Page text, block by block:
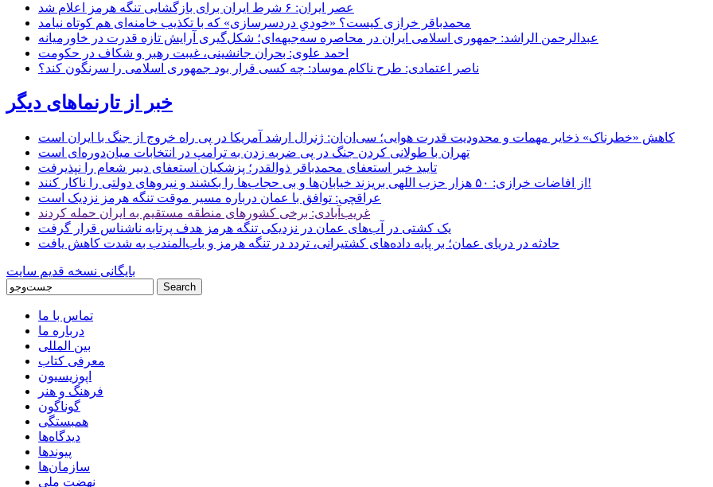
عصر ایران: ۶ شرط ایران برای بازگشایی تنگه هرمز اعلام شد
محمدباقر خرازی کیست؟ «خودیِ دردسرسازی» که با تکذیب خامنه‌ای هم کوتاه نیامد
عبدالرحمن الراشد: جمهوری اسلامی ایران در محاصره سه‌جبهه‌ای؛ شکل‌گیری آرایش تازه قدرت در خاورمیانه
احمد علوی: بحران جانشینی، غیبت رهبر و شکاف در حکومت
ناصر اعتمادی: طرح ناکام موساد: چه کسی قرار بود جمهوری اسلامی را سرنگون کند؟
خبر از تارنماهای دیگر
کاهش «خطرناک» ذخایر مهمات و محدودیت قدرت هوایی؛ سی‌ان‌ان: ژنرال ارشد آمریکا در پی راه خروج از جنگ با ایران است
تهران با طولانی کردن جنگ در پی ضربه زدن به ترامپ در انتخابات میان‌دوره‌ای است
تایید خبر استعفای محمدباقر ذوالقدر؛ پزشکیان استعفای دبیر شعام را نپذیرفت
از افاضات خرازی: ۵۰ هزار حزب اللهی بریزند خیابان‌ها و بی حجاب‌ها را بکشند و نیرو‌های دولتی را ناکار کنند!
عراقچی: توافق با عمان درباره مسیر موقت تنگه هرمز نزدیک است
غریب‌آبادی: برخی کشورهای منطقه مستقیم به ایران حمله کردند
یک کشتی در آب‌های عمان در نزدیکی تنگه هرمز هدف پرتابه ناشناس قرار گرفت
حادثه در دریای عمان؛ بر پایه داده‌های کشتیرانی، تردد در تنگه هرمز و باب‌المندب به شدت کاهش یافت
بایگانی نسخه قدیم سایت
تماس با ما
درباره ما
بین المللی
معرفی کتاب
اپوزیسیون
فرهنگ و هنر
گوناگون
همبستگی
دیدگاه‌ها
پیوندها
سازمان‌ها
نهضت ملی